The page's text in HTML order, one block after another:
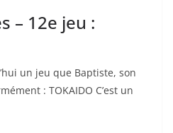
– 12e jeu :
un jeu que Baptiste, son
: TOKAIDO C’est un